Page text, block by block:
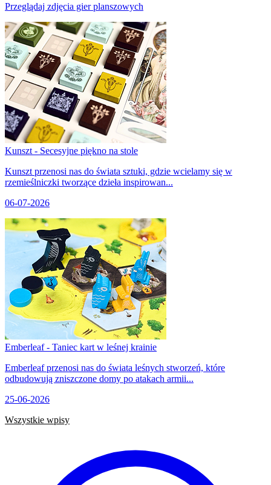
Przeglądaj zdjęcia gier planszowych
Kunszt - Secesyjne piękno na stole
Kunszt przenosi nas do świata sztuki, gdzie wcielamy się w
rzemieślniczki tworzące dzieła inspirowan...
06-07-2026
Emberleaf - Taniec kart w leśnej krainie
Emberleaf przenosi nas do świata leśnych stworzeń, które
odbudowują zniszczone domy po atakach armii...
25-06-2026
Wszystkie wpisy